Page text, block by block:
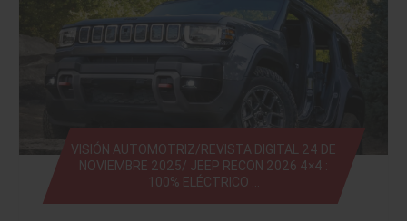
VISIÓN AUTOMOTRIZ/REVISTA DIGITAL 24 DE
NOVIEMBRE 2025/ JEEP RECON 2026 4×4 :
100% ELÉCTRICO …